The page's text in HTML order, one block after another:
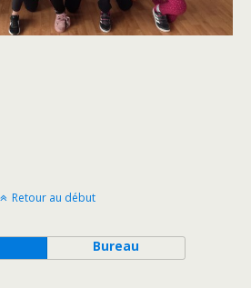
Retour au début
Bureau